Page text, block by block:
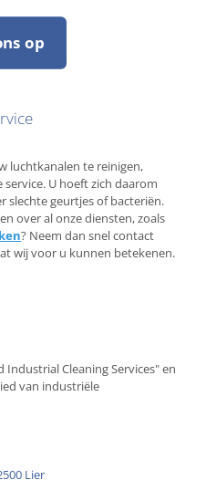
op
luchtkanalen te reinigen,
U hoeft zich daarom
slechte geurtjes of bacteriën.
over al onze diensten, zoals
? Neem dan snel contact
wij voor u kunnen betekenen.
Cleaning Services" en
van industriële
Lier